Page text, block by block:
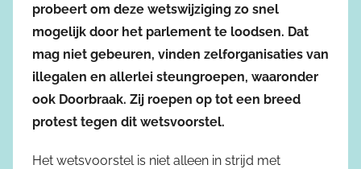
probeert om deze wetswijziging zo snel
mogelijk door het parlement te loodsen. Dat
mag niet gebeuren, vinden zelforganisaties van
illegalen en allerlei steungroepen, waaronder
ook Doorbraak. Zij roepen op tot een breed
protest tegen dit wetsvoorstel.
Het wetsvoorstel is niet alleen in strijd met